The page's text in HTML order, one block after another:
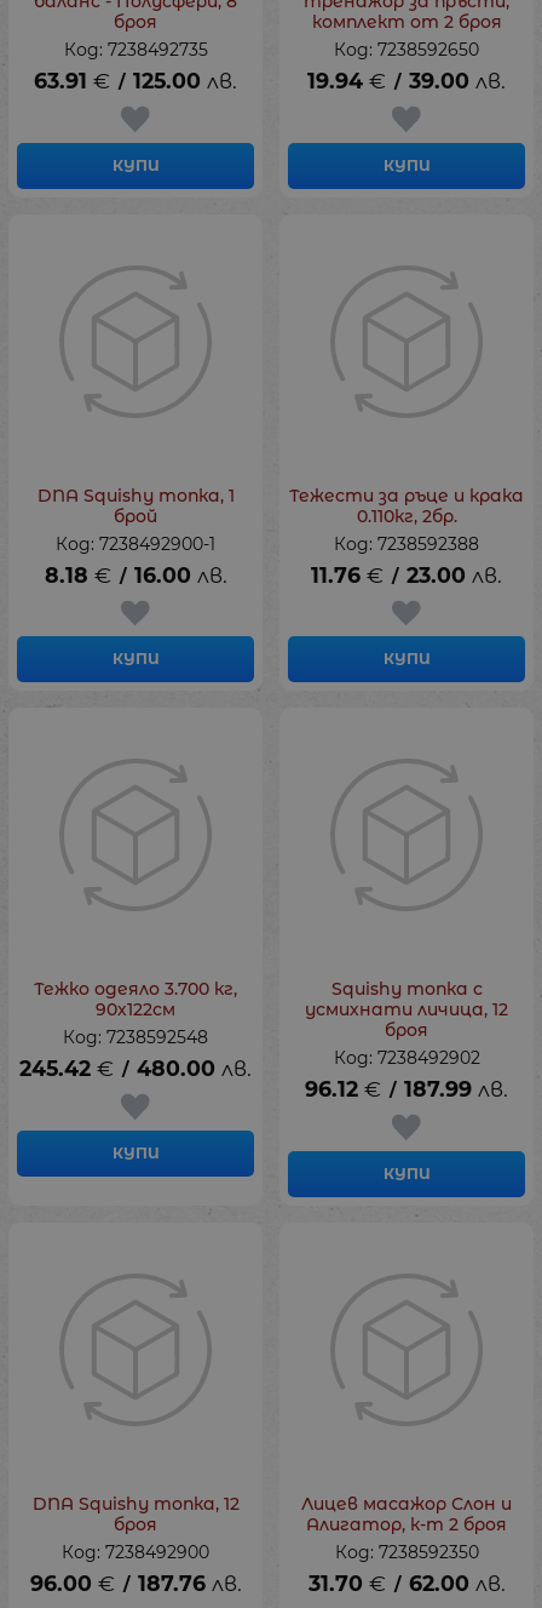
броя
Код: 7238492735
63.91 € / 125.00 лв.
КУПИ
комплект от 2 броя
Код: 7238592650
19.94 € / 39.00 лв.
КУПИ
DNA Squishy топка, 1
брой
Код: 7238492900-1
8.18 € / 16.00 лв.
КУПИ
Тежести за ръце и крака
0.110кг, 2бр.
Код: 7238592388
11.76 € / 23.00 лв.
КУПИ
Тежко одеяло 3.700 кг,
90х122см
Код: 7238592548
245.42 € / 480.00 лв.
КУПИ
Squishy топка с
усмихнати личица, 12
броя
Код: 7238492902
96.12 € / 187.99 лв.
КУПИ
DNA Squishy топка, 12
броя
Код: 7238492900
96.00 € / 187.76 лв.
Лицев масажор Слон и
Алигатор, к-т 2 броя
Код: 7238592350
31.70 € / 62.00 лв.